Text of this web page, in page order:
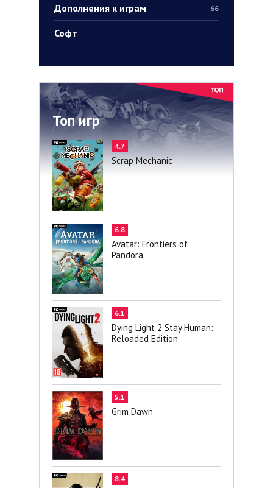
Дополнения к играм 66
Софт
Топ игр
4.7
Scrap Mechanic
6.8
Avatar: Frontiers of
Pandora
6.1
Dying Light 2 Stay Human:
Reloaded Edition
5.1
Grim Dawn
8.4